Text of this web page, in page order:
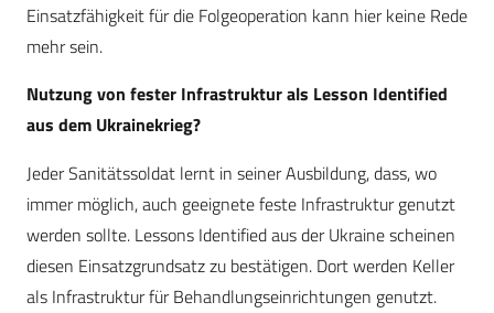
Einsatzfähigkeit für die Folgeoperation kann hier keine Rede
mehr sein.
Nutzung von fester Infrastruktur als Lesson Identified
aus dem Ukrainekrieg?
Jeder Sanitätssoldat lernt in seiner Ausbildung, dass, wo
immer möglich, auch geeignete feste Infrastruktur genutzt
werden sollte. Lessons Identified aus der Ukraine scheinen
diesen Einsatzgrundsatz zu bestätigen. Dort werden Keller
als Infrastruktur für Behandlungseinrichtungen genutzt.